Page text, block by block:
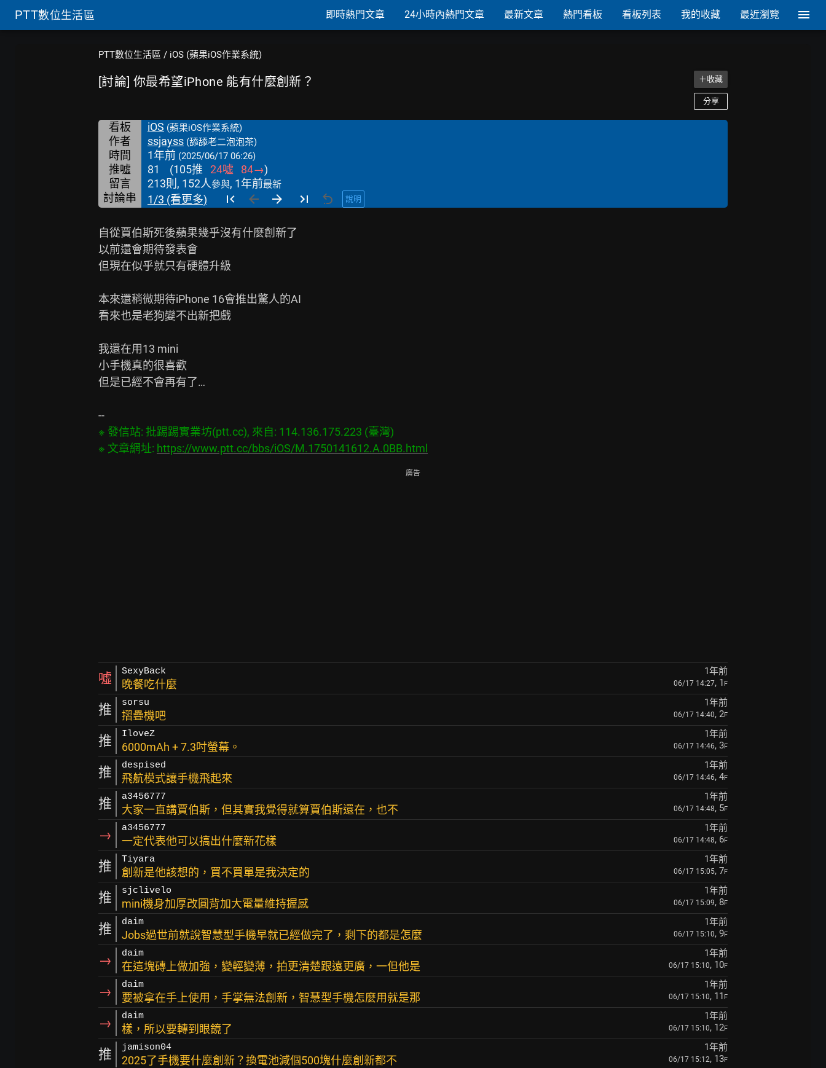
PTT數位生活區 即時熱門文章 24小時內熱門文章 最新文章 熱門看板 看板列表 我的收藏 最近瀏覽
PTT數位生活區 / iOS (蘋果iOS作業系統)
[討論] 你最希望iPhone 能有什麼創新？ ＋收藏
分享
看板 iOS (蘋果iOS作業系統)
作者 ssjayss (舔舔老二泡泡茶)
時間 1年前 (2025/06/17 06:26)
推噓 81 (105推 24噓 84→)
留言
213則, 152人參與, 1年前最新
討論串 1/3 (看更多) 說明
自從賈伯斯死後蘋果幾乎沒有什麼創新了
以前還會期待發表會
但現在似乎就只有硬體升級
本來還稍微期待iPhone 16會推出驚人的AI
看來也是老狗變不出新把戲
我還在用13 mini
小手機真的很喜歡
但是已經不會再有了…
※ 發信站: 批踢踢實業坊(ptt.cc), 來自: 114.136.175.223 (臺灣)
※ 文章網址: https://www.ptt.cc/bbs/iOS/M.1750141612.A.0BB.html
廣告
噓 SexyBack 1年前
晚餐吃什麼 06/17 14:27, 1 F
推 sorsu 1年前
摺疊機吧 06/17 14:40, 2F
推 IloveZ 1年前
6000mAh + 7.3吋螢幕。 06/17 14:46, 3F
推 despised 1年前
飛航模式讓手機飛起來 06/17 14:46, 4F
推 a3456777 1年前
大家一直講賈伯斯，但其實我覺得就算賈伯斯還在，也不 06/17 14:48, 5F
→ a3456777 1年前
一定代表他可以搞出什麼新花樣 06/17 14:48, 6F
推 Tiyara 1年前
創新是他該想的，買不買單是我決定的 06/17 15:05, 7F
推 sjclivelo 1年前
mini機身加厚改圓背加大電量維持握感 06/17 15:09, 8F
推 daim 1年前
Jobs過世前就說智慧型手機早就已經做完了，剩下的都是怎麼 06/17 15:10, 9F
→ daim 1年前
在這塊磚上做加強，變輕變薄，拍更清楚跟遠更廣，一但他是 06/17 15:10, 10F
→ daim 1年前
要被拿在手上使用，手掌無法創新，智慧型手機怎麼用就是那 06/17 15:10, 11 F
→ daim 1年前
樣，所以要轉到眼鏡了 06/17 15:10, 12F
推 jamison04 1年前
2025了手機要什麼創新？換電池減個500塊什麼創新都不 06/17 15:12, 13F